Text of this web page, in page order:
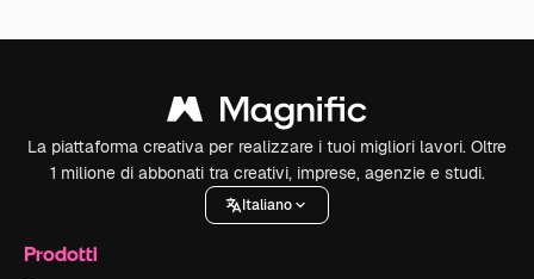
La piattaforma creativa per realizzare i tuoi migliori lavori. Oltre
1 milione di abbonati tra creativi, imprese, agenzie e studi.
Italiano
Prodotti